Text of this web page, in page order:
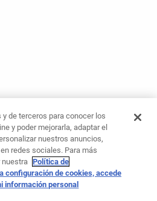
de terceros para conocer los
y poder mejorarla, adaptar el
nuestros anuncios,
redes sociales. Para más
nuestra Política de
configuración de cookies, accede
información personal